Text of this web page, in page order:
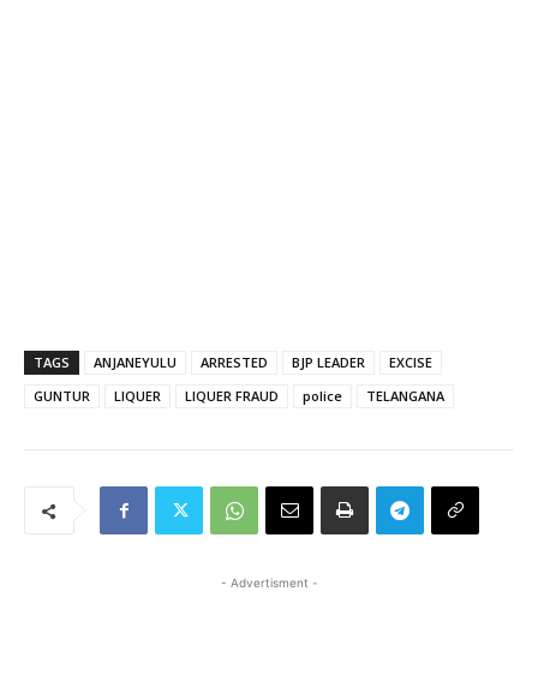
TAGS ANJANEYULU ARRESTED BJP LEADER
EXCISE
GUNTUR
LIQUER LIQUER FRAUD police TELANGANA
- Advertisment -